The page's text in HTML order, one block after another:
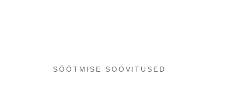
SÖÖTMISE SOOVITUSED